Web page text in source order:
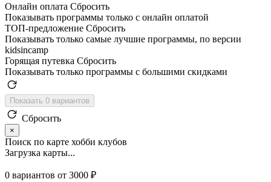
Онлайн оплата Сбросить
Показывать программы только с онлайн оплатой
ТОП-предложение Сбросить
Показывать только самые лучшие программы, по версии
kidsincamp
Горящая путевка Сбросить
Показывать только программы с большими скидками
Показать 0 вариантов
Сбросить
×
Поиск по карте хобби клубов
Загрузка карты...
0 вариантов от 3000 ₽